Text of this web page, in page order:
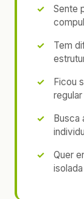
Sente
Tem
Ficou
Busca
Quer